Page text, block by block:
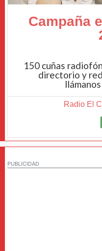
Campaña
150 cuñas
directorio y
Radio El
PUBLICIDAD